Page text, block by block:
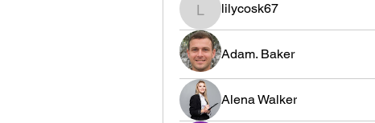
lilycosk67
lilycosk67
Adam. Baker
Alena Walker